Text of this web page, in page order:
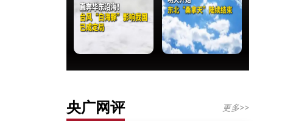
央广网评 更多>>